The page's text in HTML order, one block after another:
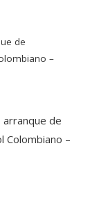
de
–